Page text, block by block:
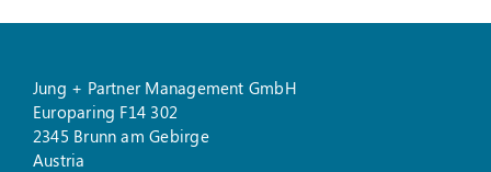
Jung + Partner Management GmbH
Europaring F14 302
2345 Brunn am Gebirge
Austria